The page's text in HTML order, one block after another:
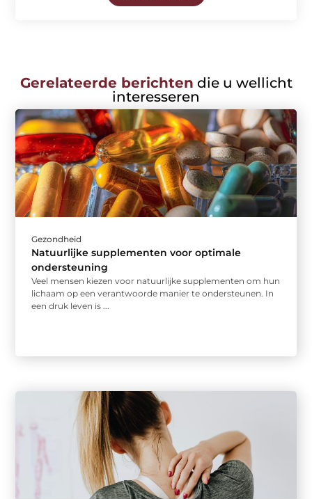
Gerelateerde berichten die u wellicht
interesseren
Gezondheid
Natuurlijke supplementen voor optimale
ondersteuning
Veel mensen kiezen voor natuurlijke supplementen om hun
lichaam op een verantwoorde manier te ondersteunen. In
een druk leven is ...